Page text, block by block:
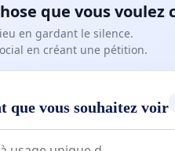
que vous voulez
en gardant le silence.
en créant une pétition.
que vous souhaitez voir